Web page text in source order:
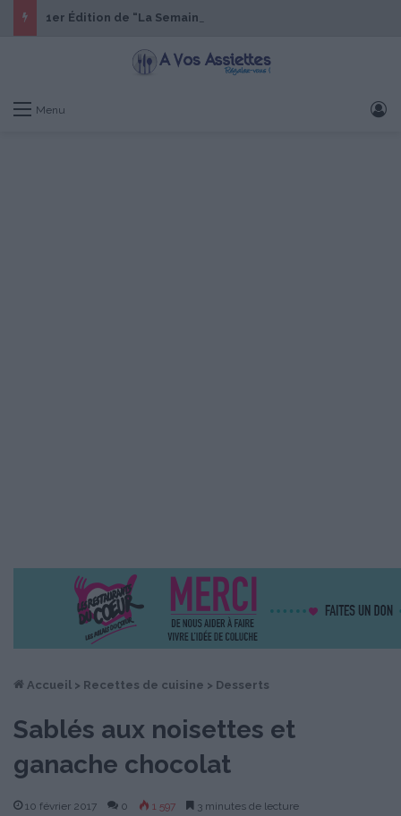
Menu
Accueil > Recettes de cuisine > Desserts
Sablés aux noisettes et
ganache chocolat
10 février 2017 0 1 597 3 minutes de lecture